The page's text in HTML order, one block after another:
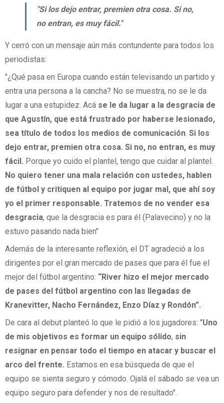
"Si los dejo entrar, premien otra cosa. Si no,
no entran, es muy fácil."
Y cerró con un mensaje aún más contundente para todos los
periodistas:
"¿Qué pasa en Europa cuando están televisando un partido y
entra una persona a la cancha? No se muestra, no se le da
lugar a una estupidez. Acá se le da lugar a la desgracia de
que Agustín, que está frustrado por haberse lesionado,
sea título de todos los medios de comunicación. Si los
dejo entrar, premien otra cosa. Si no, no entran, es muy
fácil. Porque yo cuido el plantel, tengo que cuidar al plantel.
No quiero tener una mala relación con ustedes, hablen
de fútbol y critiquen al equipo por jugar mal, que ahí soy
yo el primer responsable. Tratemos de no vender esa
desgracia, que la desgracia es para él (Palavecino) y no la
estuvo pasando nada bien"
Además de la interesante reflexión, el DT agradeció a los
dirigentes por el gran mercado de pases que para él fue el
mejor del fútbol argentino: “River hizo el mejor mercado
de pases del fútbol argentino con las llegadas de
Kranevitter, Nacho Fernández, Enzo Díaz y Rondón”.
De cara al debut planteó lo que le pidió a los jugadores: "Uno
de mis objetivos es formar un equipo sólido, sin
resignar en pensar todo el tiempo en atacar y buscar el
arco del frente. Estamos en esa búsqueda de que el
equipo se sienta seguro y cómodo. Ojalá el sábado se vea un
equipo seguro para defender y nos de resultado".